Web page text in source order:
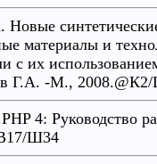
материалы и
с их
Г.А. -М.,
4: Руководство
Ш34